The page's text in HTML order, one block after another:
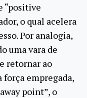
“positive
o qual acelera
Por analogia,
uma vara de
retornar ao
empregada,
point”, o